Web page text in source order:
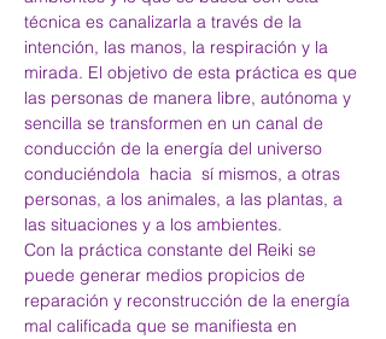
técnica es canalizarla a través de la
intención, las manos, la respiración y la
mirada. El objetivo de esta práctica es que
las personas de manera libre, autónoma y
sencilla se transformen en un canal de
conducción de la energía del universo
conduciéndola  hacia  sí mismos, a otras
personas, a los animales, a las plantas, a
las situaciones y a los ambientes.
Con la práctica constante del Reiki se
puede generar medios propicios de
reparación y reconstrucción de la energía
mal calificada que se manifiesta en